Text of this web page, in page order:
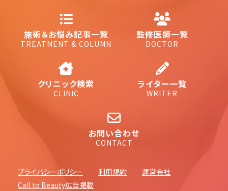
施術＆お悩み記事一覧
TREATMENT & COLUMN
監修医師一覧
DOCTOR
クリニック検索
CLINIC
ライター一覧
WRITER
お問い合わせ
CONTACT
プライバシーポリシー 利用規約
運営会社
Call to Beauty広告掲載